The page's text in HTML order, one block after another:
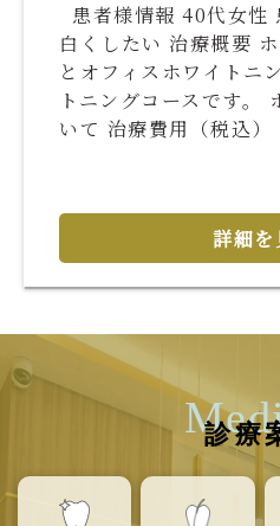
患者様情報 40代女性
白くしたい 治療概要
とオフィスホワイトニ
トニングコースです。
いて 治療費用（税込
詳細を
診療